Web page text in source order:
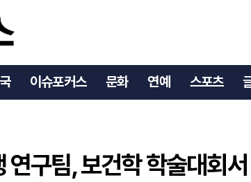
이슈포커스 문화 연예 스포츠
과기대 학부생 연구팀, 보건학 학술대회서 포스터 4건 발
연구팀, 보건학 학술대회